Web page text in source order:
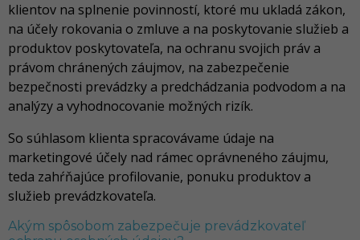
klientov na splnenie povinností, ktoré mu ukladá zákon,
na účely rokovania o zmluve a na poskytovanie služieb a
produktov poskytovateľa, na ochranu svojich práv a
právom chránených záujmov, na zabezpečenie
bezpečnosti prevádzky a predchádzania podvodom a na
analýzy a vyhodnocovanie možných rizík.
So súhlasom klienta spracovávame údaje na
marketingové účely nad rámec oprávneného záujmu,
teda zahŕňajúce profilovanie, ponuku produktov a
služieb prevádzkovateľa.
Akým spôsobom zabezpečuje prevádzkovateľ